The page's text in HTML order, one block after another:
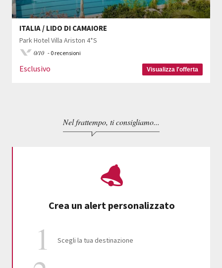
ITALIA / LIDO DI CAMAIORE
Park Hotel Villa Ariston 4*S
0/10 - 0 recensioni
Esclusivo Visualizza l'offerta
Nel frattempo, ti consigliamo...
Crea un alert personalizzato
Scegli la tua destinazione